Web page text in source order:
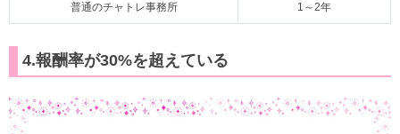
普通のチャトレ事務所 1～2年
4.報酬率が30%を超えている